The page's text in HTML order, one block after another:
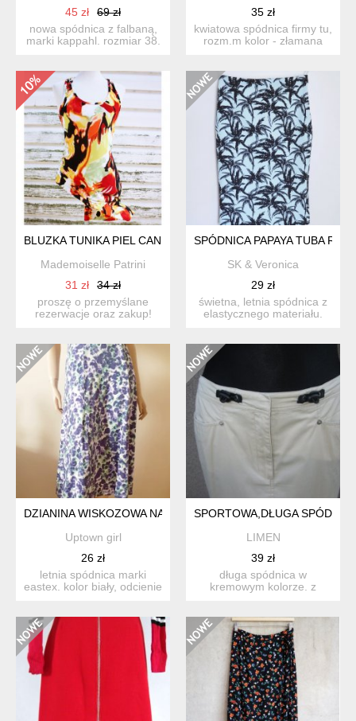
45 zł
69 zł
nowa spódnica z falbaną,
marki kappahl. rozmiar 38.
35 zł
kwiatowa spódnica firmy tu,
rozm.m kolor - złamana
BLUZKA TUNIKA PIEL CANELA
Mademoiselle Patrini
31 zł
34 zł
proszę o przemyślane
rezerwacje oraz zakup!
SPÓDNICA PAPAYA TUBA
SK & Veronica
29 zł
świetna, letnia spódnica z
elastycznego materiału.
DZIANINA WISKOZOWA NA GUMIE
Uptown girl
26 zł
letnia spódnica marki
eastex. kolor biały, odcienie
SPORTOWA,DŁUGA
LIMEN
39 zł
długa spódnica w
kremowym kolorze. z